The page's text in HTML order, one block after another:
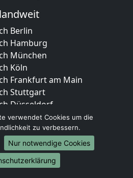
Berlin
Hamburg
München
Köln
Frankfurt am Main
Stuttgart
Düsseldorf
Leipzig
Dortmund
Essen
Bremen
Dresden
verwendet Cookies um die
zu verbessern.
Nur notwendige Cookies